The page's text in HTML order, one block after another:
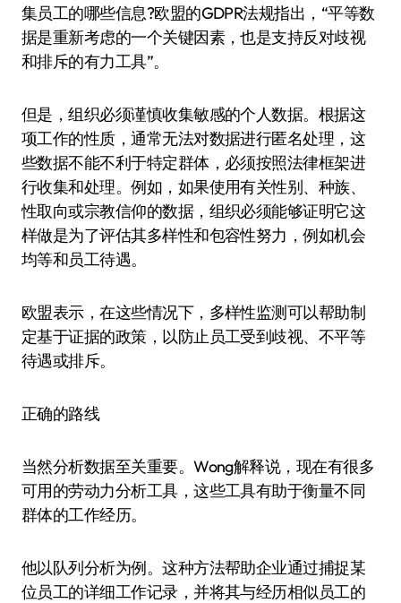
集员工的哪些信息?欧盟的GDPR法规指出，“平等数
据是重新考虑的一个关键因素，也是支持反对歧视
和排斥的有力工具”。
但是，组织必须谨慎收集敏感的个人数据。根据这
项工作的性质，通常无法对数据进行匿名处理，这
些数据不能不利于特定群体，必须按照法律框架进
行收集和处理。例如，如果使用有关性别、种族、
性取向或宗教信仰的数据，组织必须能够证明它这
样做是为了评估其多样性和包容性努力，例如机会
均等和员工待遇。
欧盟表示，在这些情况下，多样性监测可以帮助制
定基于证据的政策，以防止员工受到歧视、不平等
待遇或排斥。
正确的路线
当然分析数据至关重要。Wong解释说，现在有很多
可用的劳动力分析工具，这些工具有助于衡量不同
群体的工作经历。
他以队列分析为例。这种方法帮助企业通过捕捉某
位员工的详细工作记录，并将其与经历相似员工的